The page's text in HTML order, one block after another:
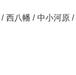
/ 西八幡 / 中小河原 /